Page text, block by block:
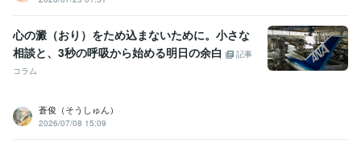
心の澱（おり）をため込まないために。小さな
相談と、3秒の呼吸から始める明日の余白
記事
コラム
蒼俊（そうしゅん）
2026/07/08 15:09